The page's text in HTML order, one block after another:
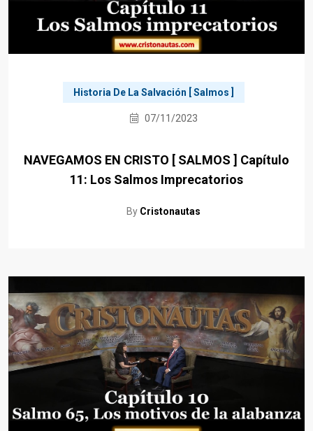
Historia De La Salvación [ Salmos ]
07/11/2023
NAVEGAMOS EN CRISTO [ SALMOS ] Capítulo
11: Los Salmos Imprecatorios
By Cristonautas